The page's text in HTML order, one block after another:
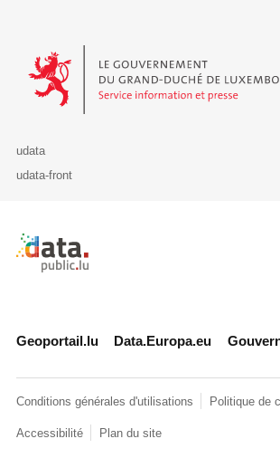
Le Gouvernement du Grand-Duché de
udata
udata-front
Retour à l'accueil de data.public.lu
Geoportail.lu Data.Europa.eu
Conditions générales d'utilisations Politique de
Accessibilité Plan du site